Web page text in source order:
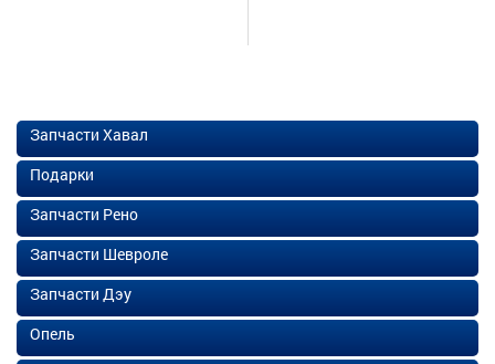
Запчасти Хавал
Подарки
Запчасти Рено
Запчасти Шевроле
Запчасти Дэу
Опель